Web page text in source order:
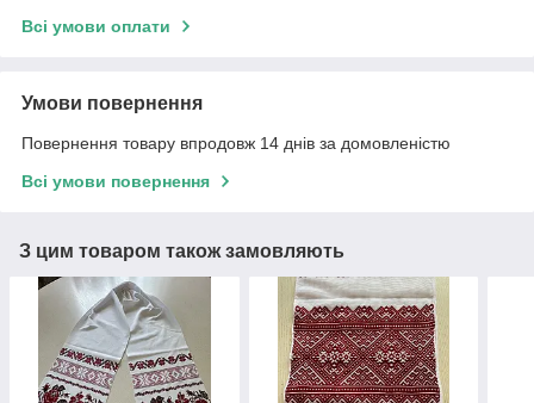
Всі умови оплати
Умови повернення
Повернення товару впродовж 14 днів за домовленістю
Всі умови повернення
З цим товаром також замовляють